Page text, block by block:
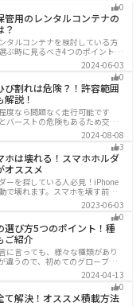
0
管用のレンタルコンテナの
？
タルコンテナを検討している方
ぶ時に見るべき4つのポイントと
テナ会社を徹底解説。これさえ
タルコンテナを見つけることが
2024-06-03
0
び割れは危険？！許容範囲
説！
度なら問題なく走行可能です
バーストの危険もあるため交換
ら大丈夫なのか、タイヤのひび
めました。快適安全にバイクに
ェックしておきましょう。
2024-08-08
3
ホは壊れる！スマホホルダ
オススメ
ーを探している人必見！iPhone
で壊れます。スマホを壊す前
マホホルダーを使うようにしま
いための4つの方法とオススメの
す。
2023-06-03
0
選び方5つのポイント！種
ご紹介
に言っても、様々な種類があり
違うので、初めてのグローブ選
しっかりと理解して選ぶように
は、特徴やメリットデメリッ
心者が知っておくべきことをま
2024-04-13
0
て解決！オススメ積載方法